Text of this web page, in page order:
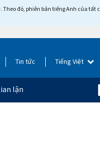
đó, phiên bản tiếng Anh của
Tin tức Tiếng Việt
lận